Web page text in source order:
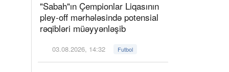
"Sabah"ın Çempionlar Liqasının
pley-off mərhələsində potensial
rəqibləri müəyyənləşib
03.08.2026, 14:32 Futbol